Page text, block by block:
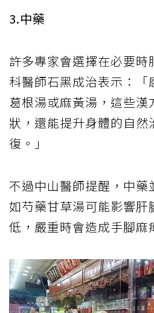
3.中藥
許多專家會選擇在必要時
科醫師石黑成治表示：「
葛根湯或麻黃湯，這些漢
狀，還能提升身體的自然
復。」
不過中山醫師提醒，中藥
如芍藥甘草湯可能影響肝
低，嚴重時會造成手腳麻